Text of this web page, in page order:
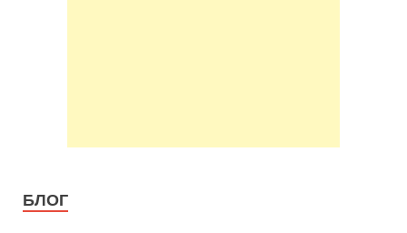
БЛОГ